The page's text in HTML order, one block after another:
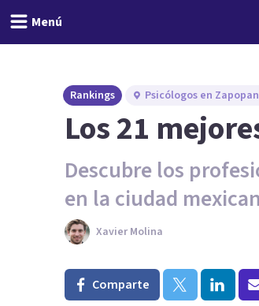
Menú
Rankings Psicólogos en Zapopan
Los 21
Descubre los
en la ciudad
Xavier Molina
Comparte